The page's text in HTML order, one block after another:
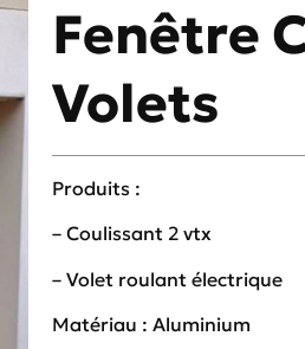
Fenêtre
Volets
Produits :
– Coulissant 2 vtx
– Volet roulant électrique
Matériau : Aluminium